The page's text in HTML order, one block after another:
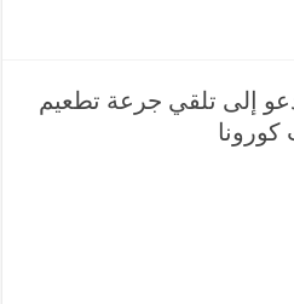
إلى تلقي جرعة تطعيم
كورونا